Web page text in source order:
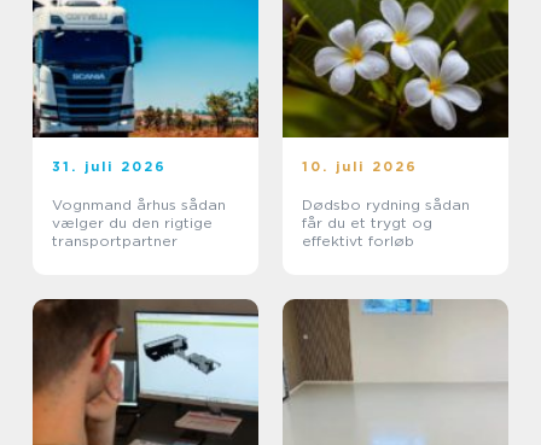
31. juli 2026
Vognmand århus sådan
vælger du den rigtige
transportpartner
10. juli 2026
Dødsbo rydning sådan
får du et trygt og
effektivt forløb